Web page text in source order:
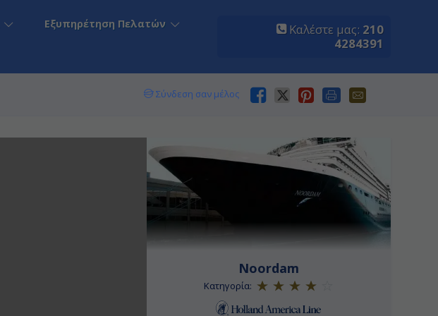
Εξυπηρέτηση Πελατών
Καλέστε μας: 210
4284391
Σύνδεση σαν μέλος
Noordam
Κατηγορία: